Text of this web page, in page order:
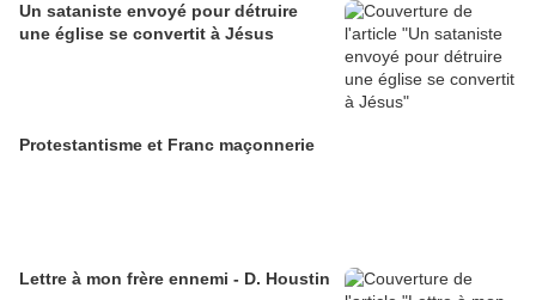
Un sataniste envoyé pour détruire
une église se convertit à Jésus
Protestantisme et Franc maçonnerie
Lettre à mon frère ennemi - D. Houstin